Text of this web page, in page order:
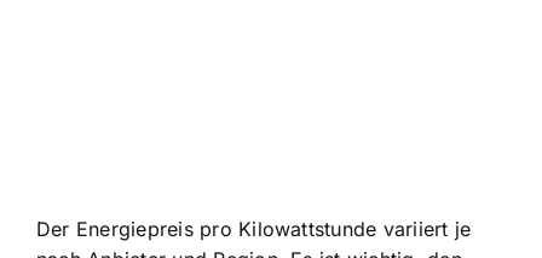
Der Energiepreis pro Kilowattstunde variiert je